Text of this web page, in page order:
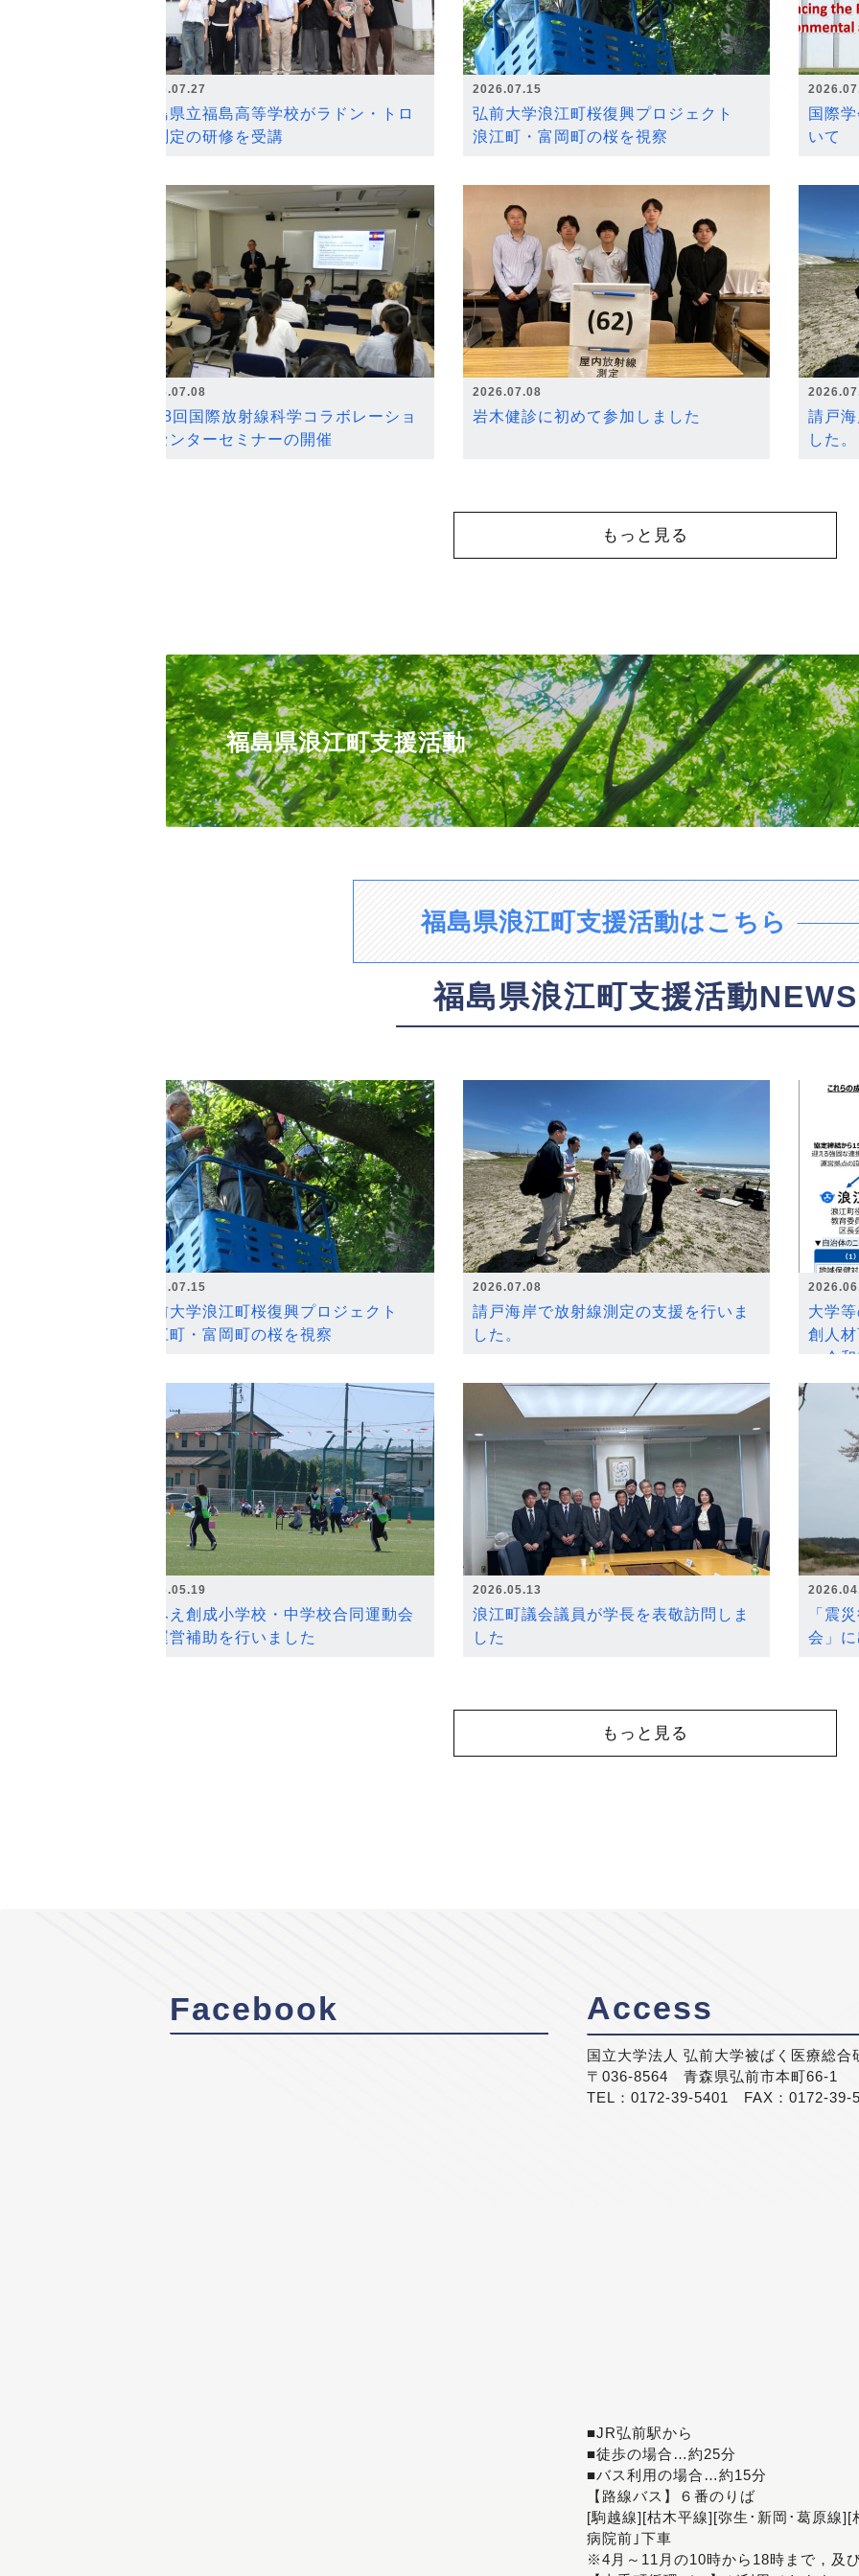
2026.07.27
福島県立福島高等学校がラドン・トロ
ン測定の研修を受講
2026.07.15
弘前大学浪江町桜復興プロジェクト
浪江町・富岡町の桜を視察
国際
いて
2026.07.08
第18回国際放射線科学コラボレーショ
ンセンターセミナーの開催
2026.07.08
岩木健診に初めて参加しました
請戸
した。
もっと見る
福島県浪江町支援活動
福島県浪江町支援活動はこちら
福島県浪江町支援活動NEWS
2026.07.15
弘前大学浪江町桜復興プロジェクト
浪江町・富岡町の桜を視察
2026.07.08
請戸海岸で放射線測定の支援を行いま
した。
大学
創人
～令
2026.05.19
なみえ創成小学校・中学校合同運動会
の運営補助を行いました
2026.05.13
浪江町議会議員が学長を表敬訪問しま
した
「震
会」
もっと見る
Facebook Access
国立大学法人 弘前大学被ばく医療総合
〒036-8564 青森県弘前市本町66-1
TEL：0172-39-5401 FAX：0172-39-
■JR弘前駅から
■徒歩の場合…約25分
■バス利用の場合…約15分
【路線バス】６番のりば
[駒越線][枯木平線][弥生･新岡･葛原線
病院前｣下車
※4月～11月の10時から18時まで，及